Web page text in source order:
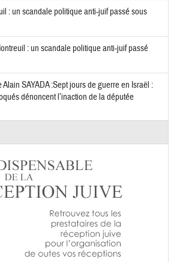
: un scandale politique anti-juif passé sous
: un scandale politique anti-juif passé
Alain SAYADA :Sept jours de guerre en Israël :
dénoncent l’inaction de la députée